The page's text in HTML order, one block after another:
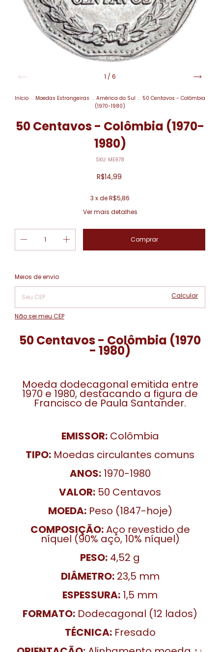
1 / 6
Início . Moedas Estrangeiras . América do Sul . 50 Centavos - Colômbia
(1970-1980)
50 Centavos - Colômbia (1970-
1980)
SKU: ME978
R$14,99
3 x deR$5,86
Ver mais detalhes
Entregas para o CEP:
Meios de envio
Calcular
Não sei meu CEP
50 Centavos - Colômbia (1970
- 1980)
Moeda dodecagonal emitida entre
1970 e 1980, destacando a figura de
Francisco de Paula Santander.
EMISSOR:Colômbia
TIPO: Moedas circulantes comuns
ANOS:1970-1980
VALOR: 50 Centavos
MOEDA:Peso (1847-hoje)
COMPOSIÇÃO:Aço revestido de
níquel (90% aço, 10% níquel)
PESO: 4,52 g
DIÂMETRO:23,5 mm
ESPESSURA: 1,5 mm
FORMATO: Dodecagonal (12 lados)
TÉCNICA:Fresado